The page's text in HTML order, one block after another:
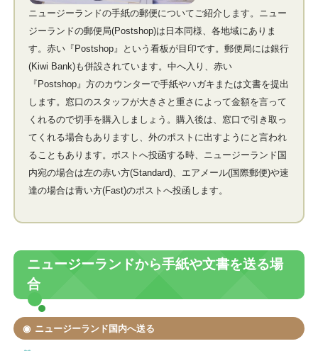
ニュージーランドの手紙の郵便についてご紹介します。ニュー
ジーランドの郵便局(Postshop)は日本同様、各地域にありま
す。赤い『Postshop』という看板が目印です。郵便局には銀行
(Kiwi Bank)も併設されています。中へ入り、赤い
『Postshop』方のカウンターで手紙やハガキまたは文書を提出
します。窓口のスタッフが大きさと重さによって金額を言って
くれるので切手を購入しましょう。購入後は、窓口で引き取っ
てくれる場合もありますし、外のポストに出すようにと言われ
ることもあります。ポストへ投函する時、ニュージーランド国
内宛の場合は左の赤い方(Standard)、エアメール(国際郵便)や速
達の場合は青い方(Fast)のポストへ投函します。
ニュージーランドから手紙や文書を送る場
合
ニュージーランド国内へ送る